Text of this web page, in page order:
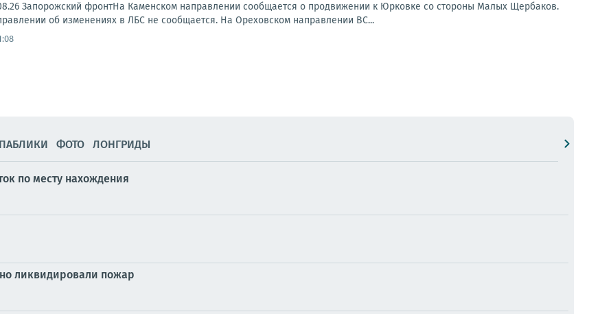
Запорожский фронтНа Каменском направлении сообщается о продвижении к Юрковке со стороны Малых Щербаков.
об изменениях в ЛБС не сообщается. На Ореховском направлении ВС...
ПАБЛИКИ ФОТО ЛОНГРИДЫ
по месту нахождения
ликвидировали пожар